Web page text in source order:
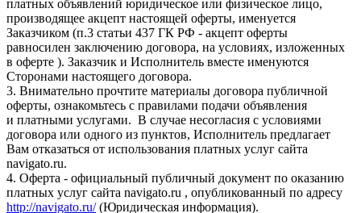
платных объявлений юридическое или физическое лицо,
производящее акцепт настоящей оферты, именуется
Заказчиком (п.3 статьи 437 ГК РФ - акцепт оферты
равносилен заключению договора, на условиях, изложенных
в оферте ). Заказчик и Исполнитель вместе именуются
Сторонами настоящего договора.
3. Внимательно прочтите материалы договора публичной
оферты, ознакомьтесь с правилами подачи объявления
и платными услугами. В случае несогласия с условиями
договора или одного из пунктов, Исполнитель предлагает
Вам отказаться от использования платных услуг сайта
navigato.ru.
4. Оферта - официальный публичный документ по оказанию
платных услуг сайта navigato.ru , опубликованный по адресу
http://navigato.ru/(Юридическая информация).